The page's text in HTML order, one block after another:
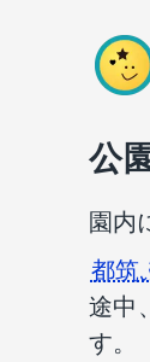
公
園内
都筑
途中
す。